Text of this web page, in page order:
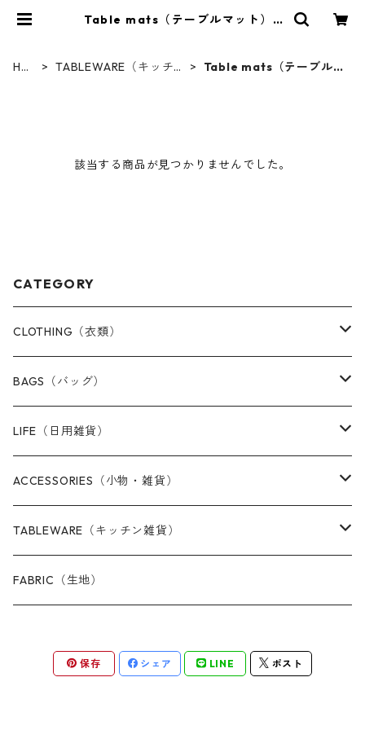
Table mats（テーブルマット） |
HO
TABLEWARE（キッチン
Table mats（テーブルマ
該当する商品が見つかりませんでした。
CATEGORY
CLOTHING（衣類）
Masks（マスク）
Tops（Tシャツ・カットソー）
Kids & Baby（子供服）
BAGS（バッグ）
Tote bags（トートバッグ）
Mini bags（ミニバッグ）
Clutch bags（クラッチバッグ）
Shoulder bags（ショルダーバッグ）
LIFE（日用雑貨）
Masks（マスク）
Stationery（ステーショナリー・文具）
Washcloths（ふきん・手ぬぐい）
ACCESSORIES（小物・雑貨）
Pouches ＆ Purses（ポーチ＆コインケース）
Card cases（カードケース）
TABLEWARE（キッチン雑貨）
Coasters（コースター）
Washcloths（ふきん・手ぬぐい）
FABRIC（生地）
保存 シェア LINE ポスト